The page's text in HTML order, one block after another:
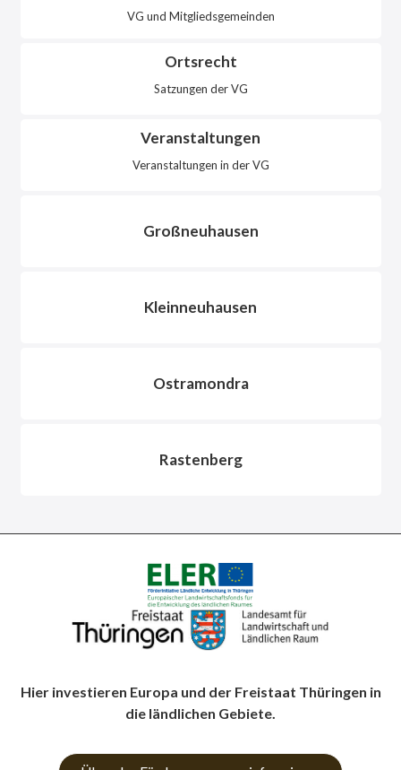
VG und Mitgliedsgemeinden
Ortsrecht
Satzungen der VG
Veranstaltungen
Veranstaltungen in der VG
Großneuhausen
Kleinneuhausen
Ostramondra
Rastenberg
Hier investieren Europa und der Freistaat Thüringen in
die ländlichen Gebiete.